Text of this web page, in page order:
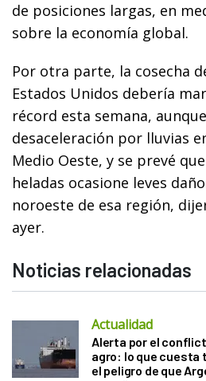
de posiciones largas, en
sobre la economía global.
Por otra parte, la cosecha
Estados Unidos debería
récord esta semana,
desaceleración por lluvias
Medio Oeste, y se prevé
heladas ocasione leves
noroeste de esa región,
ayer.
Noticias relacionadas
Actualidad
Alerta por el
agro: lo que cuesta
el peligro de que